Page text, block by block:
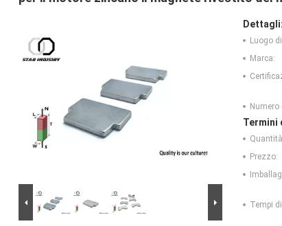
Dettagli:
Luogo
Marca:
Numero
Termini
Prezzo:
Tempi